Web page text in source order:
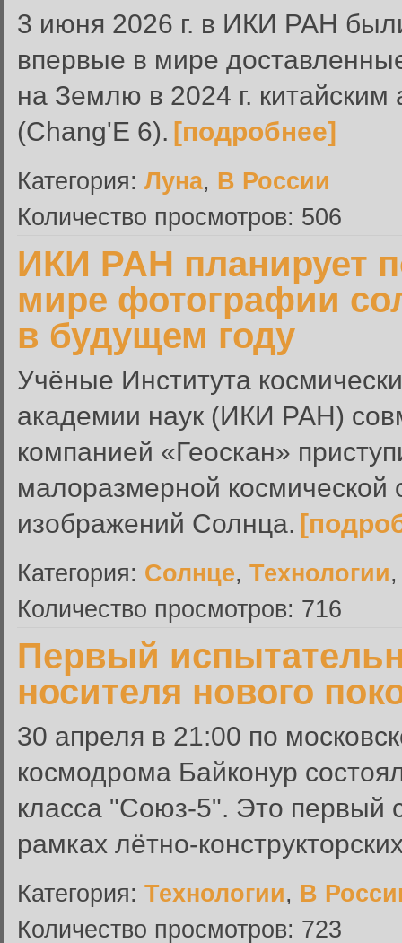
3 июня 2026 г. в ИКИ РАН
впервые в мире
на Землю в 2024 г.
(Chang'E 6). [подробнее]
Категория: Луна, В России
Количество просмотров: 506
ИКИ РАН планирует
мире фотографии
в будущем году
Учёные Института
академии наук (ИКИ РАН)
компанией «Геоскан»
малоразмерной космической
изображений Солнца.
Категория: Солнце, Технологии
Количество просмотров: 716
Первый
носителя нового
30 апреля в 21:00 по
космодрома Байконур
класса "Союз-5". Это первый
рамках лётно-
Категория: Технологии, В
Количество просмотров: 723